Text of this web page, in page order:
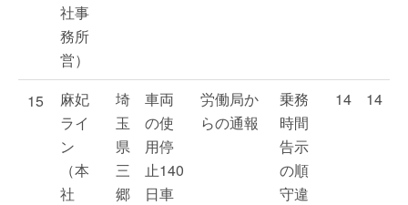
社事
務所
営）
15
麻妃
ライ
ン
（本
社
埼
玉
県
三
郷
車両
の使
用停
止140
日車
労働局か
らの通報
乗務
時間
告示
の順
守違
14 14